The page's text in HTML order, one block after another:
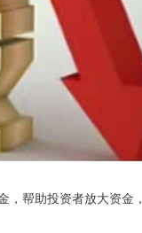
帮助投资者放大资